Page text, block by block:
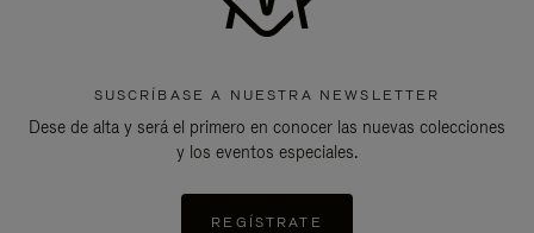
SUSCRÍBASE A NUESTRA NEWSLETTER
Dese de alta y será el primero en conocer las nuevas colecciones
y los eventos especiales.
REGÍSTRATE